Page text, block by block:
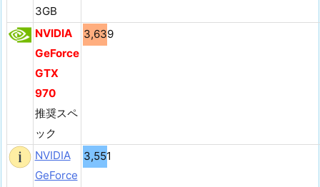
3GB
NVIDIA
GeForce
GTX
970
推奨スペ
ック
3,639
NVIDIA
GeForce
3,551